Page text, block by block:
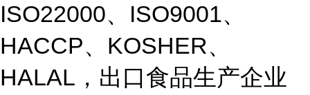
ISO22000、ISO9001、
HACCP、KOSHER、
HALAL，出口食品生产企业